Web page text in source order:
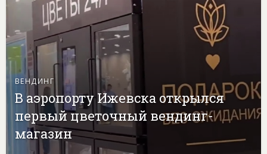
ВЕНДИНГ
В аэропорту Ижевска открылся
первый цветочный вендинг-
магазин